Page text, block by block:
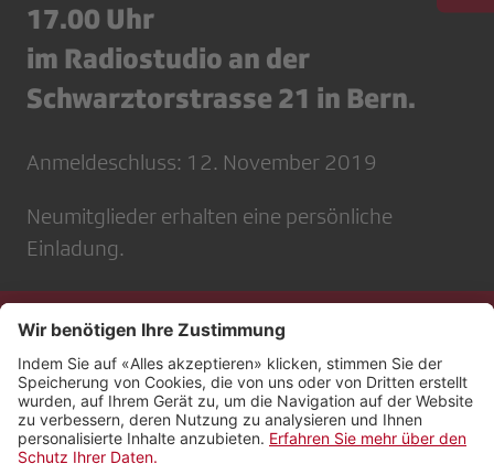
17.00 Uhr
im Radiostudio an der
Schwarztorstrasse 21 in Bern.
Anmeldeschluss: 12. November 2019
Neumitglieder erhalten eine persönliche
Einladung.
Kontakt
Impressum
Rechtliches